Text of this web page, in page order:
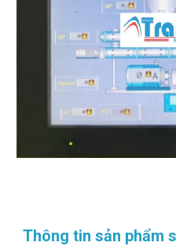
Thông tin sản phẩm